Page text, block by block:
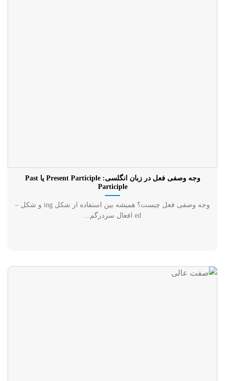
وجه وصفی فعل در زبان انگلسی: Present Participle یا Past
Participle
وجه وصفی فعل چیست؟ همیشه بین استفاده از شکل ing و شکل –
ed افعال سردرگم...